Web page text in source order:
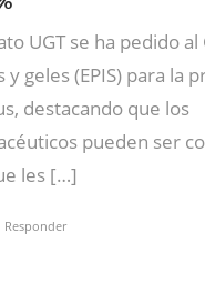
UGT se ha pedido
geles (EPIS) para la
destacando que los
pueden ser
les […]
Responder